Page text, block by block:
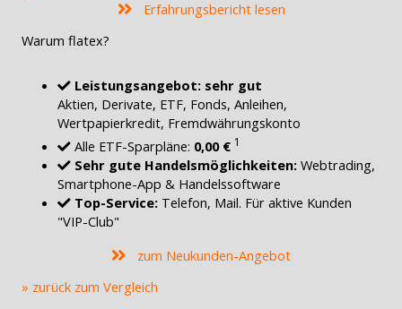
Erfahrungsbericht lesen
Warum flatex?
Leistungsangebot: sehr gut
Aktien, Derivate, ETF, Fonds, Anleihen,
Wertpapierkredit, Fremdwährungskonto
Alle ETF-Sparpläne: 0,00 € 1
Sehr gute Handelsmöglichkeiten: Webtrading,
Smartphone-App & Handelssoftware
Top-Service: Telefon, Mail. Für aktive Kunden
"VIP-Club"
zum Neukunden-Angebot
» zurück zum Vergleich